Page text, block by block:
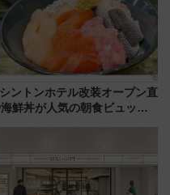
ントンホテル改装オープン直
鮮丼が人気の朝食ビュッフ